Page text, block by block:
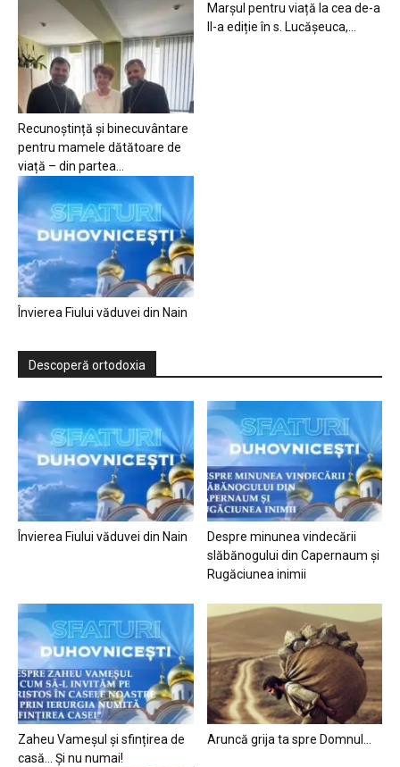
Recunoștință și binecuvântare
pentru mamele dătătoare de
viață – din partea...
Marșul pentru viață la cea de-a
II-a ediție în s. Lucășeuca,...
Învierea Fiului văduvei din Nain
Descoperă ortodoxia
Învierea Fiului văduvei din Nain
Despre minunea vindecării
slăbănogului din Capernaum și
Rugăciunea inimii
Zaheu Vameșul și sfințirea de
casă… Și nu numai!
Aruncă grija ta spre Domnul…